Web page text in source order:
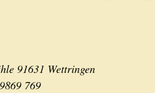
91631 Wettringen
769